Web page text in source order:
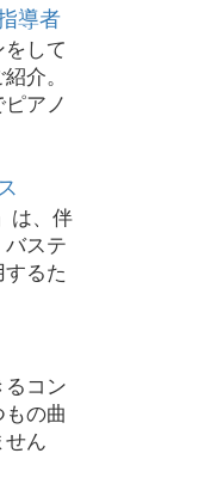
導者
して
介。
アノ
は、伴
ステ
るた
コン
の曲
ん